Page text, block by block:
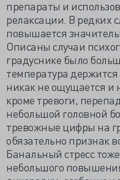
препараты и
релаксации. В редких
повышается
Описаны случаи
градуснике было
температура держится
никак не ощущается и
кроме тревоги,
небольшой головной
тревожные цифры на
обязательно признак
Банальный стресс
небольшого